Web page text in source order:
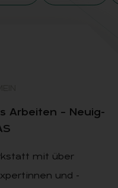
Ar­bei­ten – Neu­ig­
mit über
und -